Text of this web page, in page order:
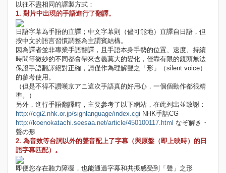
以往不盡相同的譯製方式：
1. 對片中出現的手語進行了翻譯。
日語字幕為手語的直譯；中文字幕則（儘可能地）直譯自日語，但
按中文的語言習慣調整為主謂賓結構。
因為譯者並非專業手語翻譯，且手語本身手勢的位置、速度、持續
時間等微妙的不同都會帶來含義莫大的變化，僅靠有限的鏡頭無法
保證手語翻譯絕對正確，請僅作為理解聲之「形」（silent voice）
的參考使用。
（但是不得不讚嘆京アニ這次手語真的好用心，一個個動作都很精
準。）
另外，進行手語翻譯時，主要參考了以下網站，在此列出並致謝：
http://cgi2.nhk.or.jp/signlanguage/index.cgi NHK手話CG
http://koenokatachi.seesaa.net/article/450100117.html なぞ解き・
聲の形
2. 為音效等台詞以外的聲音配上了字幕（與原盤（即上映時）的日
語字幕匹配）。
即便您存在聽力障礙，也能通過字幕和共振感受到「聲」之形